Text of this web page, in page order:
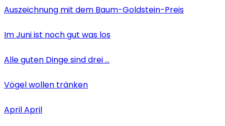
Auszeichnung mit dem Baum-Goldstein-Preis
Im Juni ist noch gut was los
Alle guten Dinge sind drei …
Vögel wollen tränken
April April